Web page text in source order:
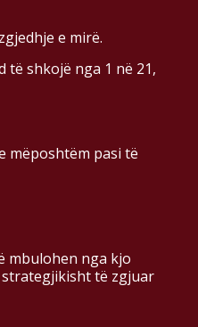
e mirë.
të shkojë nga 1 në 21,
mëposhtëm pasi të
mbulohen nga kjo
strategjikisht të zgjuar